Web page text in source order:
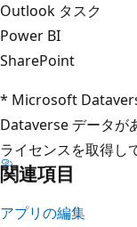
Outlook タスク
Power BI
SharePoint
* Microsoft
Dataverse データが
ライセンスを取得し
関連項目
アプリの編集